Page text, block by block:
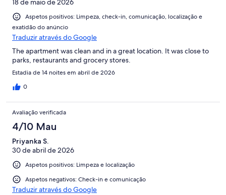
18 de maio de 2026
Aspetos positivos: Limpeza, check-in, comunicação, localização e
exatidão do anúncio
Traduzir através do Google
The apartment was clean and in a great location. It was close to
parks, restaurants and grocery stores.
Estadia de 14 noites em abril de 2026
0
Avaliação verificada
4/10 Mau
Priyanka S.
30 de abril de 2026
Aspetos positivos: Limpeza e localização
Aspetos negativos: Check-in e comunicação
Traduzir através do Google